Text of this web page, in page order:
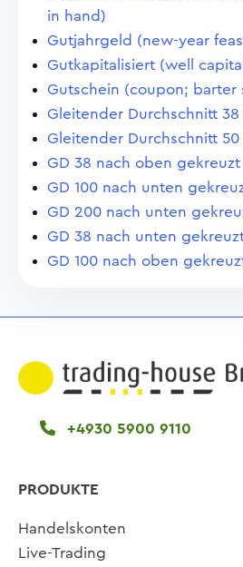
in hand)
Gutjahrgeld (new-year
Gutkapitalisiert (well
Gutschein (coupon; barter
Gleitender Durchschnitt 38
Gleitender Durchschnitt 50
GD 38 nach oben gekreuzt
GD 100 nach unten
GD 200 nach unten
GD 38 nach unten
GD 100 nach oben
+4930 5900 9110
PRODUKTE
Handelskonten
Live-Trading